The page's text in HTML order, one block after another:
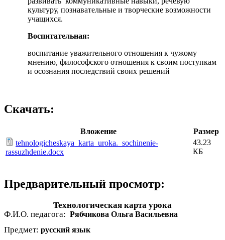
культуру, познавательные и творческие возможности
учащихся.
Воспитательная:
воспитание уважительного отношения к чужому
мнению, философского отношения к своим поступкам
и осознания последствий своих решений
Скачать:
Вложение
Размер
tehnologicheskaya_karta_uroka._sochinenie-
rassuzhdenie.docx
43.23
КБ
Предварительный просмотр:
Технологическая карта урока
Ф.И.О. педагога: Рябчикова Ольга Васильевна
Предмет: русский язык